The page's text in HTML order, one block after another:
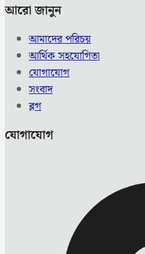
আরো জানুন
আমাদের পরিচয়
আর্থিক সহযোগিতা
যোগাযোগ
সংবাদ
ব্লগ
যোগাযোগ